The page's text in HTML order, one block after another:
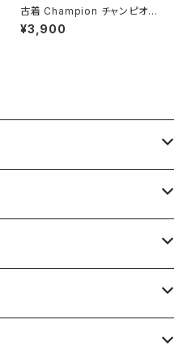
古着 Champion チャンピオン
NEW MEXICO LOBOS プリン
ト カットソー 長袖 Ｔシャツ 赤 (t
¥3,900